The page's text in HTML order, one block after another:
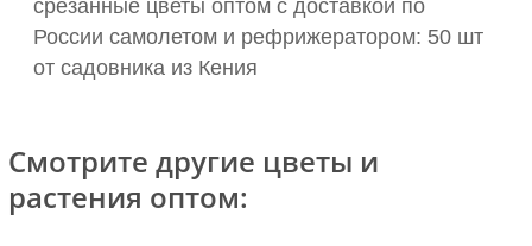
срезанные цветы оптом с доставкой по
России самолетом и рефрижератором: 50 шт
от садовника из Кения
Смотрите другие цветы и
растения оптом: